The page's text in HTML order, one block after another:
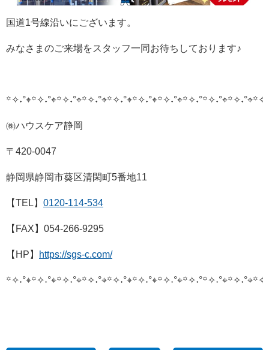
国道1号線沿いにございます。
みなさまのご来場をスタッフ一同お待ちしております♪
꙳✧˖°⌖꙳✧˖°⌖꙳✧˖°⌖꙳✧˖°⌖꙳✧˖°⌖꙳✧˖°⌖꙳✧˖°⌖꙳✧˖°
㈱ハウスケア静岡
〒420-0047
静岡県静岡市葵区清閑町5番地11
【TEL】 0120-114-534
【FAX】054-266-9295
【HP】 https://sgs-c.com/
꙳✧˖°⌖꙳✧˖°⌖꙳✧˖°⌖꙳✧˖°⌖꙳✧˖°⌖꙳✧˖°⌖꙳✧˖°⌖꙳✧˖°